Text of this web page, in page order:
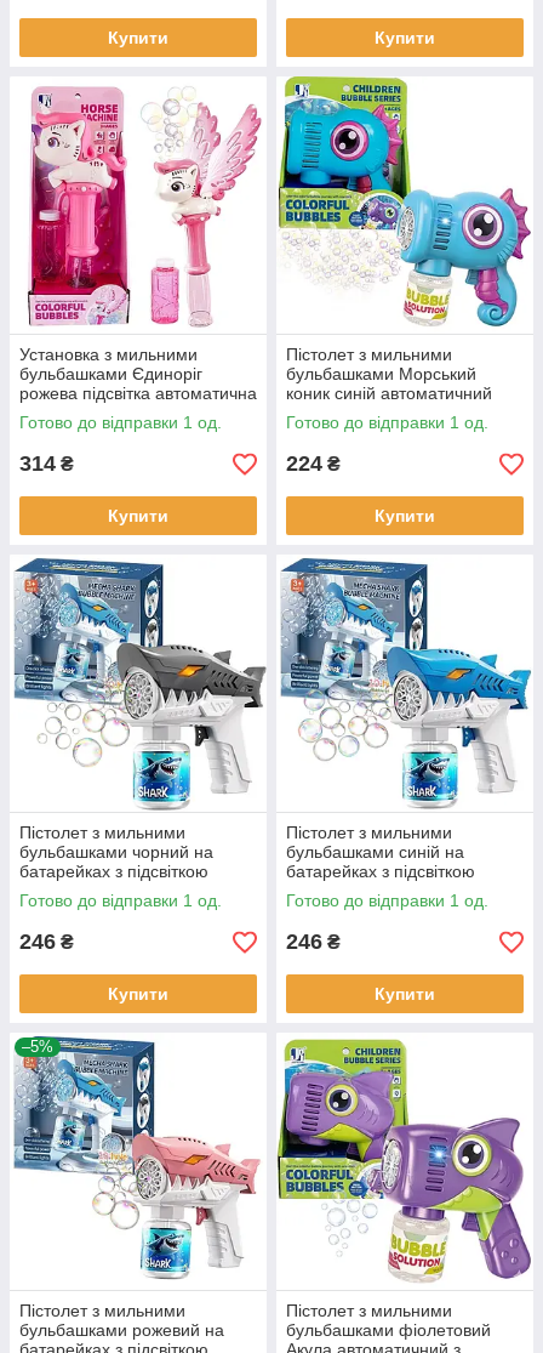
Купити Купити
Установка з мильними
бульбашками Єдиноріг
рожева підсвітка автоматична
пляшка з мильним розчином
(P82398)
Готово до відправки 1 од.
314 ₴
Купити
Пістолет з мильними
бульбашками Морський
коник синій автоматичний
підсвітка 15*7,8*15,5 см
(P82508)
Готово до відправки 1 од.
224 ₴
Купити
Пістолет з мильними
бульбашками чорний на
батарейках з підсвіткою
автоматичний з мильним
розчином (QX001)
Готово до відправки 1 од.
246 ₴
Купити
Пістолет з мильними
бульбашками синій на
батарейках з підсвіткою
автоматичний з мильним
розчином (QX001)
Готово до відправки 1 од.
246 ₴
Купити
–5%
Пістолет з мильними
бульбашками рожевий на
Пістолет з мильними
бульбашками фіолетовий